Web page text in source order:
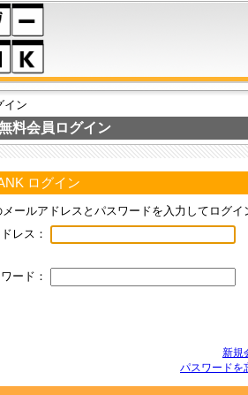
イン
料会員ログイン
ログイン
メールアドレスとパスワードを入力してログイ
レス：
ード：
新規
パスワードを